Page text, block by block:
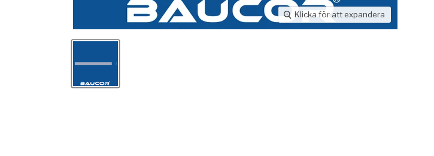
Klicka för att expandera